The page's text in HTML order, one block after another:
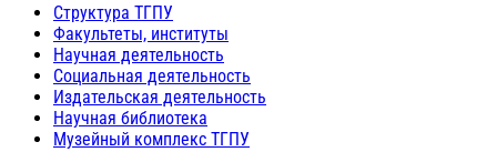
Структура ТГПУ
Факультеты, институты
Научная деятельность
Социальная деятельность
Издательская деятельность
Научная библиотека
Музейный комплекс ТГПУ